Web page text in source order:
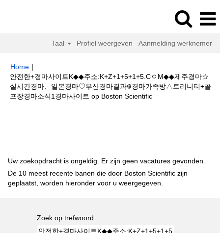
Taal Profiel weergeven Aanmelding werknemer
Home |
안전한+경마사이트K◆◆주소:K+Z+1+5+1+5.CㅇM◆◆제주경마☆
실시간경마、일본경마♡부산경마결과☬경마가족방△트리니티+골
프장경마소식1경마사이트 op Boston Scientific(huidige
Uw zoekopdracht is ongeldig. Er zijn geen vacatures gevonden.
De 10 meest recente banen die door Boston Scientific zijn
geplaatst, worden hieronder voor u weergegeven.
Zoek op trefwoord